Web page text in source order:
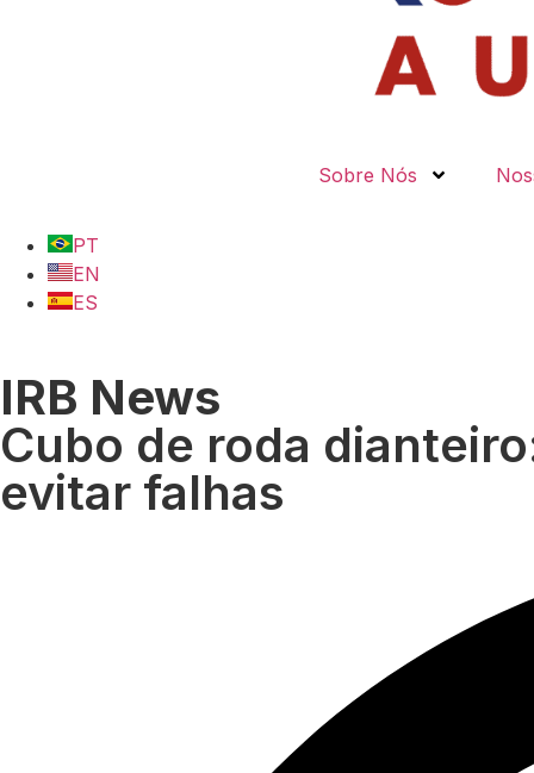
Sobre Nós
PT
EN
ES
IRB News
Cubo de roda
evitar falhas